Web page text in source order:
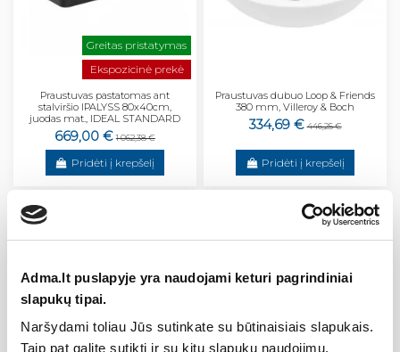
Adma.lt puslapyje yra naudojami keturi pagrindiniai
slapukų tipai.
Naršydami toliau Jūs sutinkate su būtinaisiais slapukais.
Taip pat galite sutikti ir su kitų slapukų naudojimu.
Greitas pristatymas
Ekspozicinė prekė
Praustuvas pastatomas ant
stalviršio IPALYSS 80x40cm,
juodas mat., IDEAL STANDARD
669,00 € 1 062,38 €
Pridėti į krepšelį
Praustuvas dubuo Loop & Friends
380 mm, Villeroy & Boch
334,69 € 446,25 €
Pridėti į krepšelį
−26%